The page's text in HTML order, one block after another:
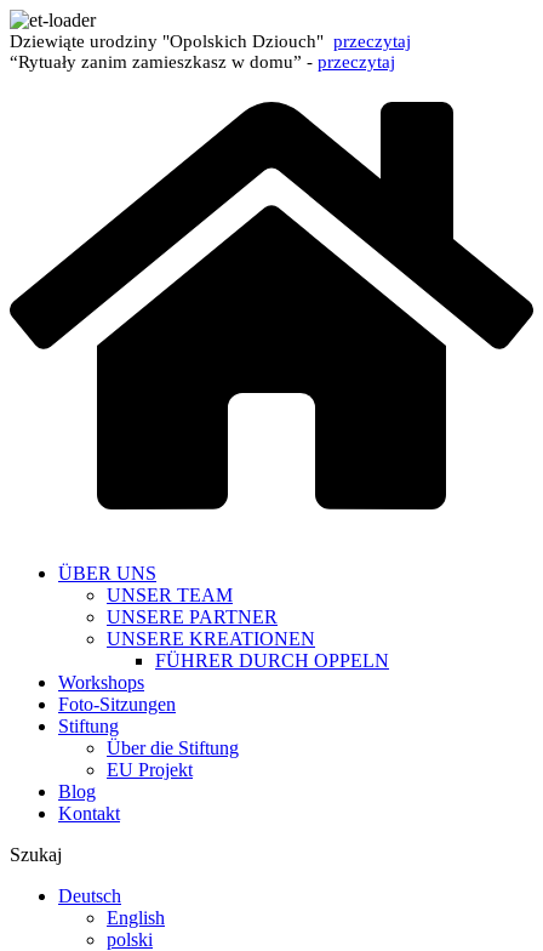
Dziewiąte urodziny "Opolskich Dziouch" przeczytaj
“Rytuały zanim zamieszkasz w domu” - przeczytaj
ÜBER UNS
UNSER TEAM
UNSERE PARTNER
UNSERE KREATIONEN
FÜHRER DURCH OPPELN
Workshops
Foto-Sitzungen
Stiftung
Über die Stiftung
EU Projekt
Blog
Kontakt
Szukaj
Deutsch
English
polski